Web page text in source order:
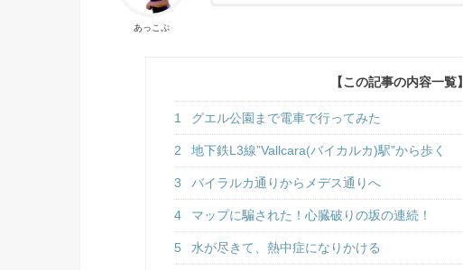
あっこぷ
【この記事の内容一覧】
1 グエル公園まで電車で行ってみた
2 地下鉄L3線”Vallcara(バイカルカ)駅”から歩く
3 バイラルカ通りからメデス通りへ
4 マップに騙された！心臓破りの坂の連続！
5 水が尽きて、熱中症になりかける